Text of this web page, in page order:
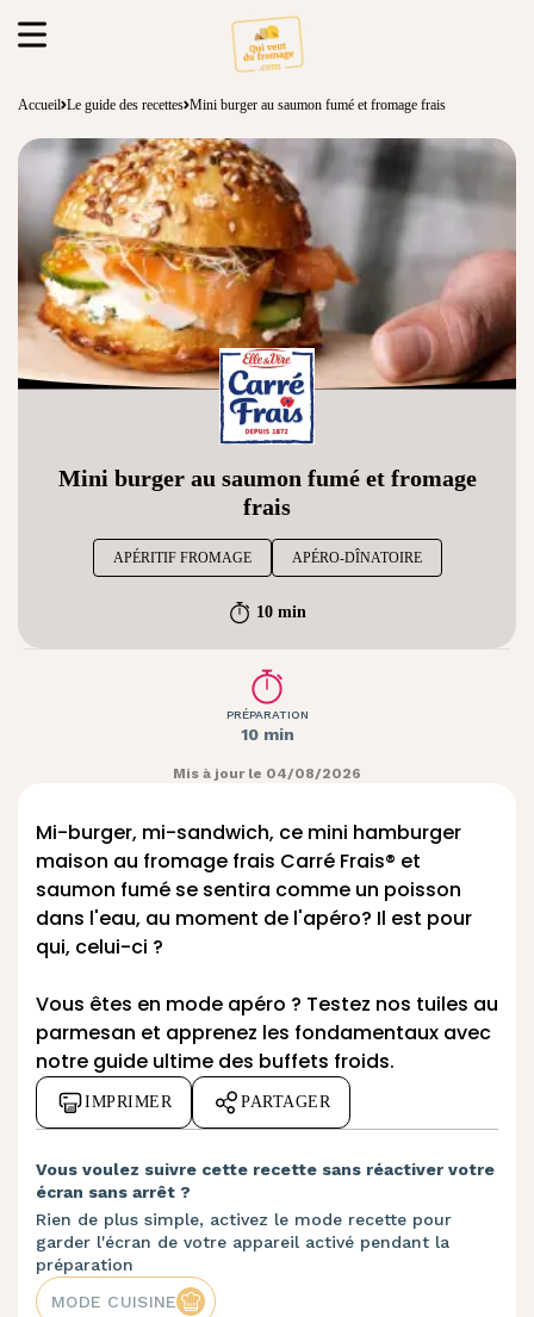
Accueil Le guide des recettes Mini burger au saumon fumé et fromage frais
Mini burger au saumon fumé et fromage
frais
APÉRITIF FROMAGE APÉRO-DÎNATOIRE
10 min
PRÉPARATION
10 min
Mis à jour le 04/08/2026
Mi-burger, mi-sandwich, ce mini hamburger
maison au fromage frais Carré Frais® et
saumon fumé se sentira comme un poisson
dans l'eau, au moment de l'apéro? Il est pour
qui, celui-ci ?
Vous êtes en mode apéro ? Testez nos tuiles au
parmesan et apprenez les fondamentaux avec
notre guide ultime des buffets froids.
IMPRIMER PARTAGER
Vous voulez suivre cette recette sans réactiver votre
écran sans arrêt ?
Rien de plus simple, activez le mode recette pour
garder l'écran de votre appareil activé pendant la
préparation
MODE CUISINE